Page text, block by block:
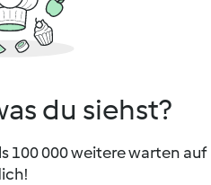
du siehst?
100 000 weitere warten auf